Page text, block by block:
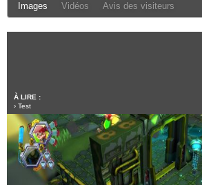
Images Vidéos Avis des visiteurs
À LIRE :
› Test